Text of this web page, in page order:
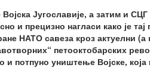
Југославије, а затим и
и прецизно нагласи како је
НАТО савеза кроз актуелни
петооктобарских
потпуно уништење Војске,